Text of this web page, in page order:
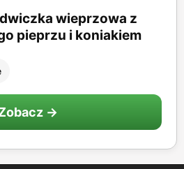
wieprzowa z
pieprzu i koniakiem
→